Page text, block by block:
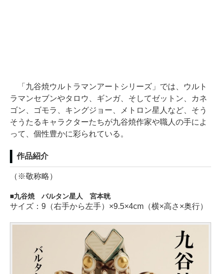
「九谷焼ウルトラマンアートシリーズ」では、ウルト
ラマンセブンやタロウ、ギンガ、そしてゼットン、カネ
ゴン、ゴモラ、キングジョー、メトロン星人など、そう
そうたるキャラクターたちが九谷焼作家や職人の手によ
って、個性豊かに彩られている。
作品紹介
（※敬称略）
九谷焼 バルタン星人 宮本晄
サイズ：9（右手から左手）×9.5×4cm（横×高さ×奥行）